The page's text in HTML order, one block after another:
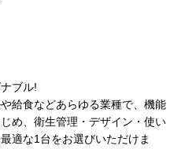
ブル!
給食などあらゆる業種で、機能
め、衛生管理・デザイン・使い
適な1台をお選びいただけま